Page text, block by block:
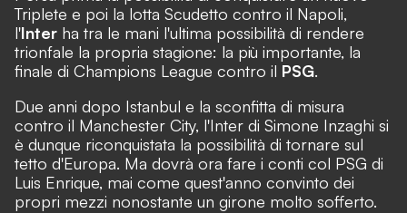
Triplete e poi la lotta Scudetto contro il Napoli,
l'Inter ha tra le mani l'ultima possibilità di rendere
trionfale la propria stagione: la più importante, la
finale di Champions League contro il PSG.
Due anni dopo Istanbul e la sconfitta di misura
contro il Manchester City, l'Inter di Simone Inzaghi si
è dunque riconquistata la possibilità di tornare sul
tetto d'Europa. Ma dovrà ora fare i conti col PSG di
Luis Enrique, mai come quest'anno convinto dei
propri mezzi nonostante un girone molto sofferto.